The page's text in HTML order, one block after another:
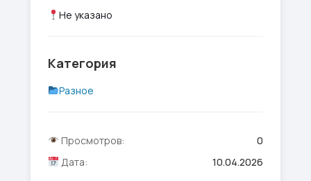
Не указано
Категория
Разное
Просмотров:
0
Дата:
10.04.2026